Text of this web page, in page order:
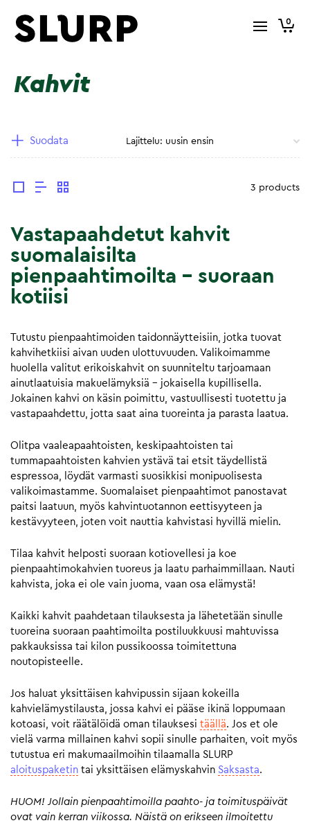
0
Kahvit
Suodata
3 products
Vastapaahdetut kahvit
suomalaisilta
pienpaahtimoilta – suoraan
kotiisi
Tutustu pienpaahtimoiden taidonnäytteisiin, jotka tuovat
kahvihetkiisi aivan uuden ulottuvuuden. Valikoimamme
huolella valitut erikoiskahvit on suunniteltu tarjoamaan
ainutlaatuisia makuelämyksiä – jokaisella kupillisella.
Jokainen kahvi on käsin poimittu, vastuullisesti tuotettu ja
vastapaahdettu, jotta saat aina tuoreinta ja parasta laatua.
Olitpa vaaleapaahtoisten, keskipaahtoisten tai
tummapaahtoisten kahvien ystävä tai etsit täydellistä
espressoa, löydät varmasti suosikkisi monipuolisesta
valikoimastamme. Suomalaiset pienpaahtimot panostavat
paitsi laatuun, myös kahvintuotannon eettisyyteen ja
kestävyyteen, joten voit nauttia kahvistasi hyvillä mielin.
Tilaa kahvit helposti suoraan kotiovellesi ja koe
pienpaahtimokahvien tuoreus ja laatu parhaimmillaan. Nauti
kahvista, joka ei ole vain juoma, vaan osa elämystä!
Kaikki kahvit paahdetaan tilauksesta ja lähetetään sinulle
tuoreina suoraan paahtimoilta postiluukkuusi mahtuvissa
pakkauksissa tai kilon pussikoossa toimitettuna
noutopisteelle.
Jos haluat yksittäisen kahvipussin sijaan kokeilla
kahvielämystilausta, jossa kahvi ei pääse ikinä loppumaan
kotoasi, voit räätälöidä oman tilauksesi täällä. Jos et ole
vielä varma millainen kahvi sopii sinulle parhaiten, voit myös
tutustua eri makumaailmoihin tilaamalla SLURP
aloituspaketin tai yksittäisen elämyskahvin Saksasta.
HUOM! Jollain pienpaahtimoilla paahto- ja toimituspäivät
ovat vain kerran viikossa. Näistä on erikseen ilmoitettu